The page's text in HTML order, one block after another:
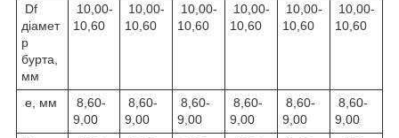
Df
діамет
р
бурта,
мм
10,00-
10,60
10,00-
10,60
10,00-
10,60
10,00-
10,60
10,00-
10,60
10,00-
10,60
e, мм
8,60-
9,00
8,60-
9,00
8,60-
9,00
8,60-
9,00
8,60-
9,00
8,60-
9,00